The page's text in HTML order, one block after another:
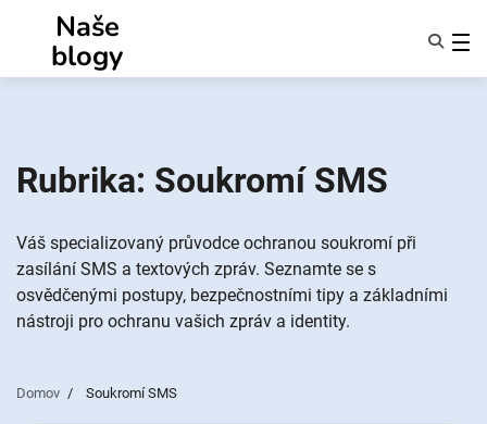
obsahu
Naše
blogy
NotifyPartners
Rubrika: Soukromí SMS
Váš specializovaný průvodce ochranou soukromí při
zasílání SMS a textových zpráv. Seznamte se s
osvědčenými postupy, bezpečnostními tipy a základními
nástroji pro ochranu vašich zpráv a identity.
Domov Soukromí SMS